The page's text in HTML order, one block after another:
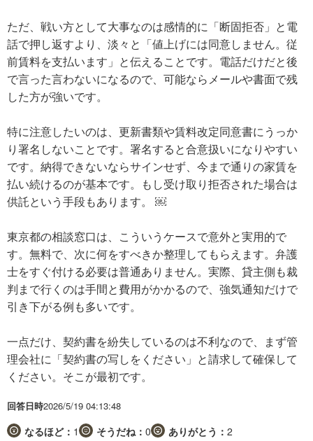
ただ、戦い方として大事なのは感情的に「断固拒否」と電
話で押し返すより、淡々と「値上げには同意しません。従
前賃料を支払います」と伝えることです。電話だけだと後
で言った言わないになるので、可能ならメールや書面で残
した方が強いです。
特に注意したいのは、更新書類や賃料改定同意書にうっか
り署名しないことです。署名すると合意扱いになりやすい
です。納得できないならサインせず、今まで通りの家賃を
払い続けるのが基本です。もし受け取り拒否された場合は
供託という手段もあります。 ￼
東京都の相談窓口は、こういうケースで意外と実用的で
す。無料で、次に何をすべきか整理してもらえます。弁護
士をすぐ付ける必要は普通ありません。実際、貸主側も裁
判まで行くのは手間と費用がかかるので、強気通知だけで
引き下がる例も多いです。
一点だけ、契約書を紛失しているのは不利なので、まず管
理会社に「契約書の写しをください」と請求して確保して
ください。そこが最初です。
回答日時2026/5/19 04:13:48
なるほど： 1 そうだね： 0 ありがとう： 2